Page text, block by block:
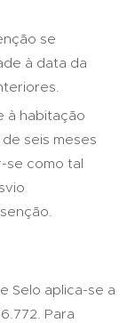
se
à data da
à habitação
seis meses
se como tal
Selo aplica-se a
Para